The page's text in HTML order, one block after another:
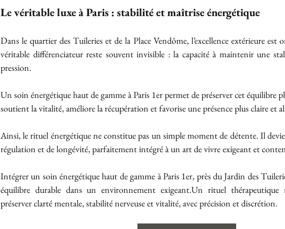
Le véritable luxe à Paris : stabilité et maîtrise énergétique
Dans le quartier des Tuileries et de la Place Vendôme, l’excellence extérieure est
véritable différenciateur reste souvent invisible : la capacité à maintenir une
pression.
Un soin énergétique haut de gamme à Paris 1er permet de préserver cet équilibre
soutient la vitalité, améliore la récupération et favorise une présence plus claire et
Ainsi, le rituel énergétique ne constitue pas un simple moment de détente. Il
régulation et de longévité, parfaitement intégré à un art de vivre exigeant et
Intégrer un soin énergétique haut de gamme à Paris 1er, près du Jardin des
équilibre durable dans un environnement exigeant.Un rituel thérapeutique
préserver clarté mentale, stabilité nerveuse et vitalité, avec précision et discrétion.